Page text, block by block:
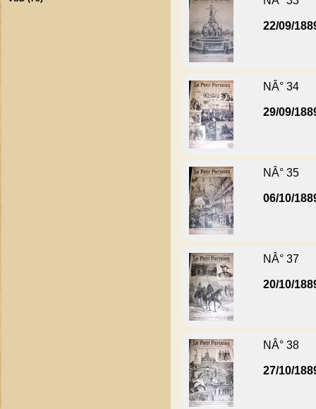
22/09/
NÂ° 34
29/09/
NÂ° 35
06/10/
NÂ° 37
20/10/
NÂ° 38
27/10/